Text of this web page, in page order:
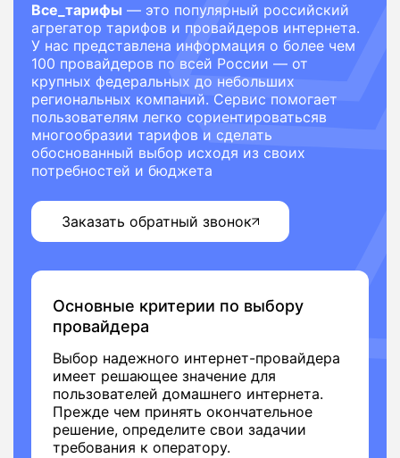
Все_тарифы — это популярный российский
агрегатор тарифов и провайдеров интернета.
У нас представлена информация о более чем
100 провайдеров по всей России — от
крупных федеральных до небольших
региональных компаний. Сервис помогает
пользователям легко сориентироватьсяв
многообразии тарифов и сделать
обоснованный выбор исходя из своих
потребностей и бюджета
Заказать обратный звонок
Основные критерии по выбору
провайдера
Выбор надежного интернет-провайдера
имеет решающее значение для
пользователей домашнего интернета.
Прежде чем принять окончательное
решение, определите свои задачии
требования к оператору.